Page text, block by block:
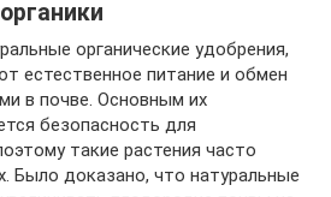
органические удобрения,
естественное питание и обмен
в почве. Основным их
безопасность для
такие растения часто
Было доказано, что натуральные